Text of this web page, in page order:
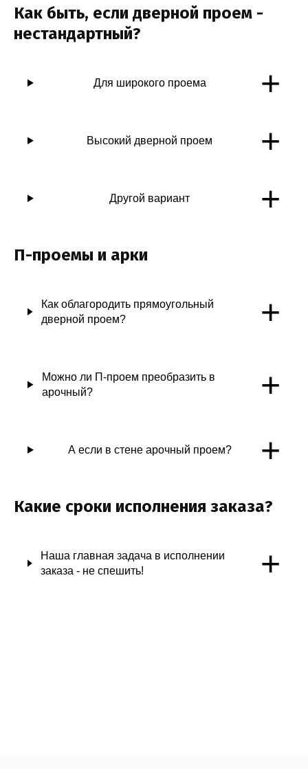
Как быть, если дверной проем -
нестандартный?
Для широкого проема +
Высокий дверной проем +
Другой вариант +
П-проемы и арки
Как облагородить прямоугольный
дверной проем?
+
Можно ли П-проем преобразить в
арочный?
+
А если в стене арочный проем? +
Какие сроки исполнения заказа?
Наша главная задача в исполнении
заказа - не спешить!
+